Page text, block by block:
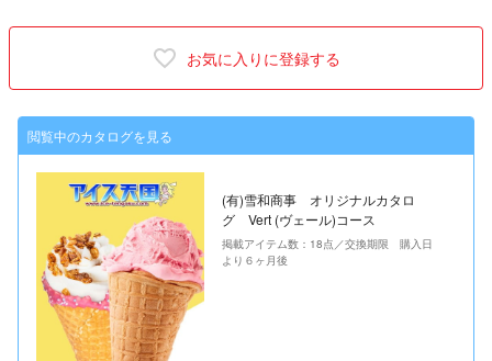
お気に入りに登録する
閲覧中のカタログを見る
(有)雪和商事 オリジナルカタロ
グ Vert (ヴェール)コース
掲載アイテム数：18点／交換期限 購入日
より６ヶ月後